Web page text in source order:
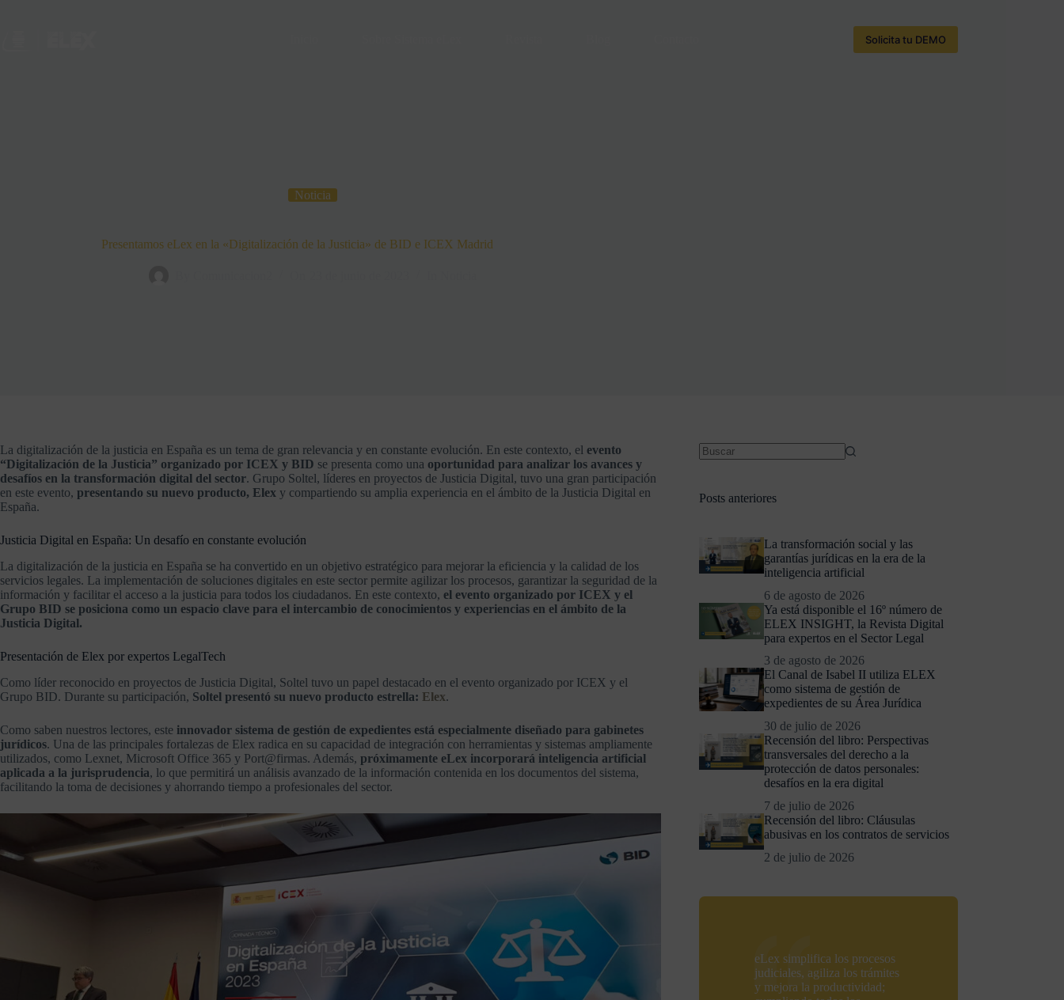
Solicita tu DEMO
Noticia
Presentamos eLex en la «Digitalización de la Justicia» de BID e ICEX Madrid
La digitalización de la justicia en España es un tema de gran relevancia y en constante evolución. En este contexto, el evento
“Digitalización de la Justicia” organizado por ICEX y BID se presenta como una oportunidad para analizar los avances y
desafíos en la transformación digital del sector. Grupo Soltel, líderes en proyectos de Justicia Digital, tuvo una gran participación
en este evento, presentando su nuevo producto, Elex y compartiendo su amplia experiencia en el ámbito de la Justicia Digital en
España.
Justicia Digital en España: Un desafío en constante evolución
La digitalización de la justicia en España se ha convertido en un objetivo estratégico para mejorar la eficiencia y la calidad de los
servicios legales. La implementación de soluciones digitales en este sector permite agilizar los procesos, garantizar la seguridad de la
información y facilitar el acceso a la justicia para todos los ciudadanos. En este contexto, el evento organizado por ICEX y el
Grupo BID se posiciona como un espacio clave para el intercambio de conocimientos y experiencias en el ámbito de la
Justicia Digital.
Presentación de Elex por expertos LegalTech
Como líder reconocido en proyectos de Justicia Digital, Soltel tuvo un papel destacado en el evento organizado por ICEX y el
Grupo BID. Durante su participación, Soltel presentó su nuevo producto estrella: Elex.
Como saben nuestros lectores, este innovador sistema de gestión de expedientes está especialmente diseñado para gabinetes
jurídicos. Una de las principales fortalezas de Elex radica en su capacidad de integración con herramientas y sistemas ampliamente
utilizados, como Lexnet, Microsoft Office 365 y Port@firmas. Además, próximamente eLex incorporará inteligencia artificial
aplicada a la jurisprudencia, lo que permitirá un análisis avanzado de la información contenida en los documentos del sistema,
facilitando la toma de decisiones y ahorrando tiempo a profesionales del sector.
Posts anteriores
La transformación social y las
garantías jurídicas en la era de la
inteligencia artificial
6 de agosto de 2026
Ya está disponible el 16º número de
ELEX INSIGHT, la Revista Digital
para expertos en el Sector Legal
3 de agosto de 2026
El Canal de Isabel II utiliza ELEX
como sistema de gestión de
expedientes de su Área Jurídica
30 de julio de 2026
Recensión del libro: Perspectivas
transversales del derecho a la
protección de datos personales:
desafíos en la era digital
7 de julio de 2026
Recensión del libro: Cláusulas
abusivas en los contratos de servicios
2 de julio de 2026
eLex simplifica los procesos
judiciales, agiliza los trámites
y mejora la productividad;